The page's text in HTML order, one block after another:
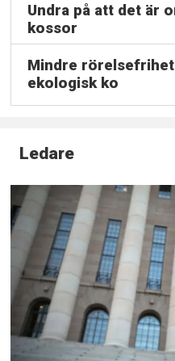
Undra på att det är
kossor
Mindre rörelsefrihet
ekologisk ko
Ledare